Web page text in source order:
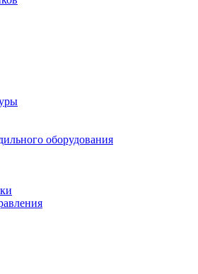
оборудования